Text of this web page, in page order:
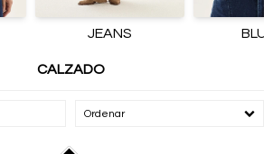
JEANS
CALZADO
Recomendados